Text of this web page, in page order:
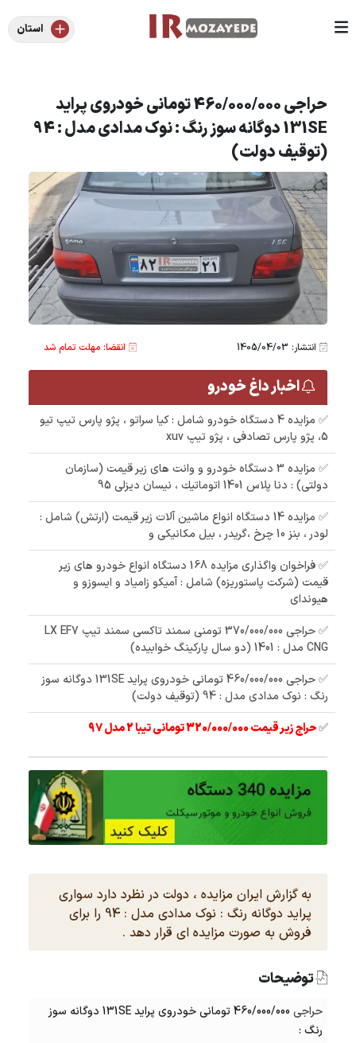
استان
حراجی 460/000/000 تومانی خودروی پراید
131SE دوگانه سوز رنگ : نوک مدادی مدل : 94
(توقیف دولت)
انتشار: 1405/04/03 انقضا: مهلت تمام شد
اخبار داغ خودرو
✅ مزایده 4 دستگاه خودرو شامل : کیا سراتو ، پژو پارس تیپ تیو
5، پژو پارس تصادفی ، پژو تیپ xuv
✅ مزایده 3 دستگاه خودرو و وانت های زیر قیمت (سازمان
دولتی) : دنا پلاس 1401 اتوماتيك ، نیسان دیزلی 95
✅ مزایده 14 دستگاه انواع ماشین آلات زیر قیمت (ارتش) شامل :
لودر ، بنز 10 چرخ ،گریدر ، بیل مکانیکی و
✅ فراخوان واگذاری مزایده 168 دستگاه انواع خودرو های زیر
قیمت (شرکت پاستوریزه) شامل : آمیکو زامیاد و ایسوزو و
هیوندای
✅ حراجی 370/000/000 تومنی سمند تاکسی سمند تیپ LX EF7
CNG مدل : 1401 (دو سال پارکینگ خوابیده)
✅ حراجی 460/000/000 تومانی خودروی پراید 131SE دوگانه سوز
رنگ : نوک مدادی مدل : 94 (توقیف دولت)
✅حراج زیر قیمت 320/000/000 تومانی تیبا 2 مدل 97
به گزارش ایران مزایده ، دولت در نظرد دارد سواری
پراید دوگانه رنگ : نوک مدادی مدل : 94 را برای
فروش به صورت مزایده ای قرار دهد .
توضیحات
حراجی
460/000/000 تومانی خودروی پراید 131SE دوگانه سوز
رنگ :